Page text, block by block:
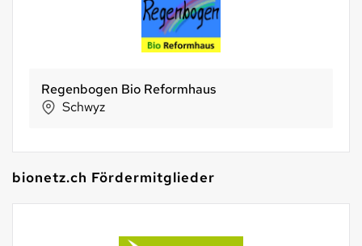
Höheners
Basel
bionetz.ch Fördermitglieder